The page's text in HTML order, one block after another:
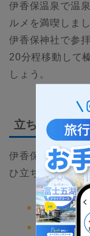
伊香保温泉で温
ルメを満喫しま
伊香保神社で参
20分程移動して
しょう。
立ち寄りスポ
伊香保温泉と榛
ひ立ち寄ってほ
伊香保温
榛名湖